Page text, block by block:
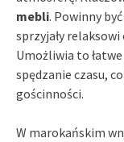
mebli. Powinny
sprzyjały
Umożliwia to
spędzanie czasu,
gościnności.
W marokańskim